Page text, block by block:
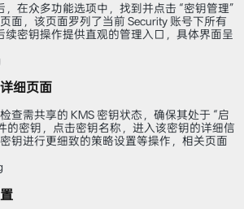
，在众多功能选项中，找到并点击 “密钥管理”
面，该页面罗列了当前 Security 账号下所有
续密钥操作提供直观的管理入口，具体界面呈
细页面
查需共享的 KMS 密钥状态，确保其处于 “启
的密钥，点击密钥名称，进入该密钥的详细信
钥进行更细致的策略设置等操作，相关页面